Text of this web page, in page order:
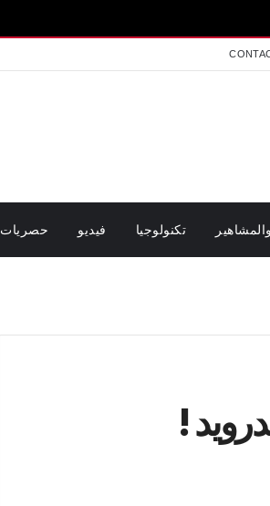
تكنولوجيا فيديو حصريات
!